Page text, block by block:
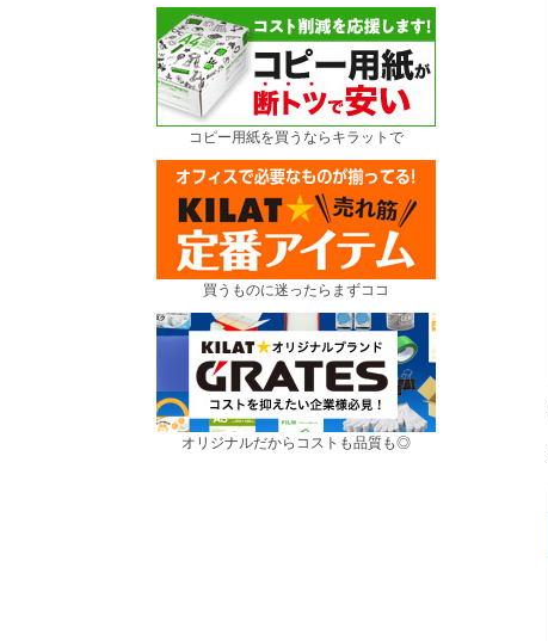
コピー用紙を買うならキラットで
買うものに迷ったらまずココ
オリジナルだからコストも品質も◎